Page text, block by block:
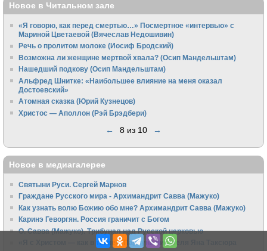
Новое в Читальном зале
«Я говорю, как перед смертью…» Посмертное «интервью» с
Мариной Цветаевой (Вячеслав Недошивин)
Речь о пролитом молоке (Иосиф Бродский)
Возможна ли женщине мертвой хвала? (Осип Мандельштам)
Нашедший подкову (Осип Мандельштам)
Альфред Шнитке: «Наибольшее влияние на меня оказал
Достоевский»
Атомная сказка (Юрий Кузнецов)
Христос — Аполлон (Рэй Брэдбери)
← 8 из 10 →
Новое в медиагалерее
Святыни Руси. Сергей Марнов
Граждане Русского мира - Архимандрит Савва (Мажуко)
Как узнать волю Божию обо мне? Архимандрит Савва (Мажуко)
Каринэ Геворгян. Россия граничит с Богом
О. Савва (Мажуко). Трибунал над Русской церковью
«Я с Христом — как в танке». Парсуна писателя Яна Таксюра